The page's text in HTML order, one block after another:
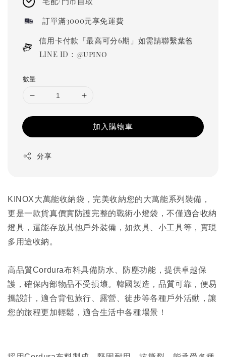
訂單滿3000元享免運費
信用卡付款「最高可分6期」如需請聯繫葉爸
LINE ID：@upino
數量
加入購物車
分享
KINOX大萬能收納袋，完美收納您的大萬能系列裝備，
更是一款貨真價實防護完整的戰術小燈袋，不僅適合收納
燈具，還能存放其他戶外裝備，如炊具、小工具等，實現
多用途收納。
高品質Cordura布料具備防水、防塵功能，提供卓越保
護，確保內部物品不受損壞。韓國製造，品質可靠，便易
攜設計，適合背包旅行、露營、徒步等各種戶外活動，讓
您的旅程更加輕鬆，適合生活中各種場景！